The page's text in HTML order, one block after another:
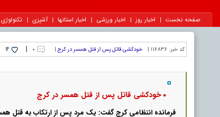
صفحه نخست اخبار روز اخبار ورزشی اخبار استانها آشپزی تکنولوژی
کد خبر: 116836 | خودکشی قاتل پس از قتل همسر در کرج | ۰ |
14
خودکشی قاتل پس از قتل همسر در کرج